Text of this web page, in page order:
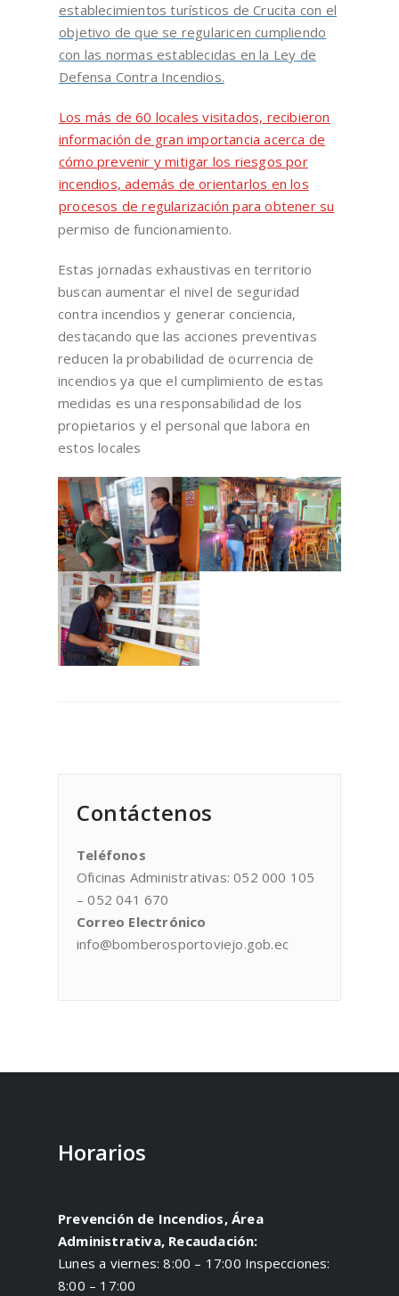
establecimientos turísticos de Crucita con el
objetivo de que se regularicen cumpliendo
con las normas establecidas en la Ley de
Defensa Contra Incendios.
Los más de 60 locales visitados, recibieron
información de gran importancia acerca de
cómo prevenir y mitigar los riesgos por
incendios, además de orientarlos en los
procesos de regularización para obtener su
permiso de funcionamiento.
Estas jornadas exhaustivas en territorio
buscan aumentar el nivel de seguridad
contra incendios y generar conciencia,
destacando que las acciones preventivas
reducen la probabilidad de ocurrencia de
incendios ya que el cumplimiento de estas
medidas es una responsabilidad de los
propietarios y el personal que labora en
estos locales
Contáctenos
Teléfonos
Oficinas Administrativas: 052 000 105
– 052 041 670
Correo Electrónico
info@bomberosportoviejo.gob.ec
Horarios
Prevención de Incendios, Área
Administrativa, Recaudación:
Lunes a viernes: 8:00 – 17:00 Inspecciones:
8:00 – 17:00